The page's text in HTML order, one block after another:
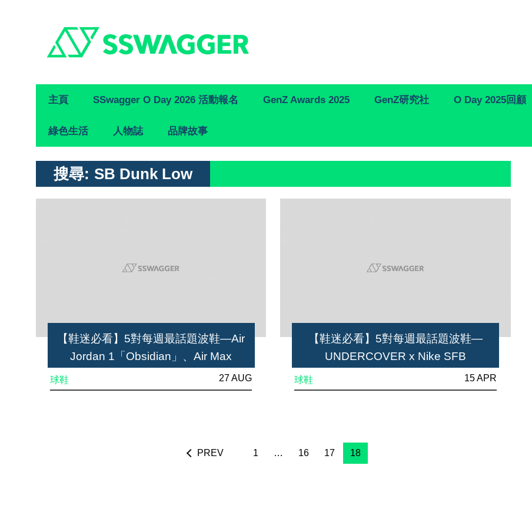
Primary
Navigation
主頁 SSwagger O Day 2026 活動報名 GenZ Awards 2025 GenZ研究社 O Day 2025回顧
綠色生活 人物誌 品牌故事
搜尋: SB Dunk Low
【鞋迷必看】5對每週最話題波鞋—Air
Jordan 1「Obsidian」、Air Max
90「Viotech」、BILLY’S x Converse
Jack Purcell「Blend」
球鞋 27 AUG
【鞋迷必看】5對每週最話題波鞋—
UNDERCOVER x Nike SFB
Mountain、BAPE x NEIGHBORHOOD
x adidas POD 3.1
球鞋 15 APR
PREV 1 … 16 17 18